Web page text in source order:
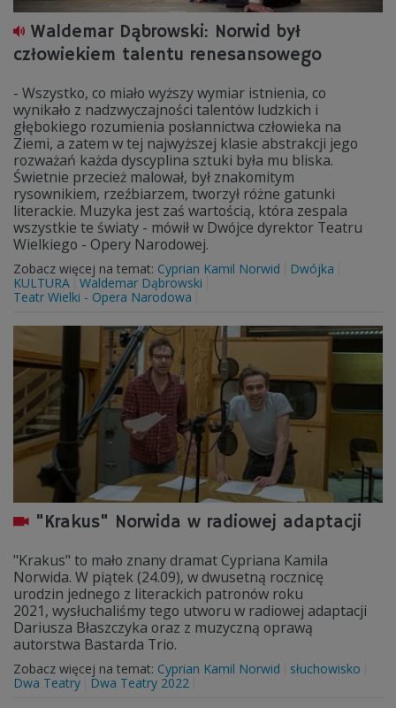
Waldemar Dąbrowski: Norwid był
człowiekiem talentu renesansowego
- Wszystko, co miało wyższy wymiar istnienia, co
wynikało z nadzwyczajności talentów ludzkich i
głębokiego rozumienia posłannictwa człowieka na
Ziemi, a zatem w tej najwyższej klasie abstrakcji jego
rozważań każda dyscyplina sztuki była mu bliska.
Świetnie przecież malował, był znakomitym
rysownikiem, rzeźbiarzem, tworzył różne gatunki
literackie. Muzyka jest zaś wartością, która zespala
wszystkie te światy - mówił w Dwójce dyrektor Teatru
Wielkiego - Opery Narodowej.
Zobacz więcej na temat: Cyprian Kamil Norwid
Dwójka
KULTURA Waldemar Dąbrowski
Teatr Wielki - Opera Narodowa
"Krakus" Norwida w radiowej adaptacji
"Krakus" to mało znany dramat Cypriana Kamila
Norwida. W piątek (24.09), w dwusetną rocznicę
urodzin jednego z literackich patronów roku
2021, wysłuchaliśmy tego utworu w radiowej adaptacji
Dariusza Błaszczyka oraz z muzyczną oprawą
autorstwa Bastarda Trio.
Zobacz więcej na temat: Cyprian Kamil Norwid
słuchowisko
Dwa Teatry
Dwa Teatry 2022